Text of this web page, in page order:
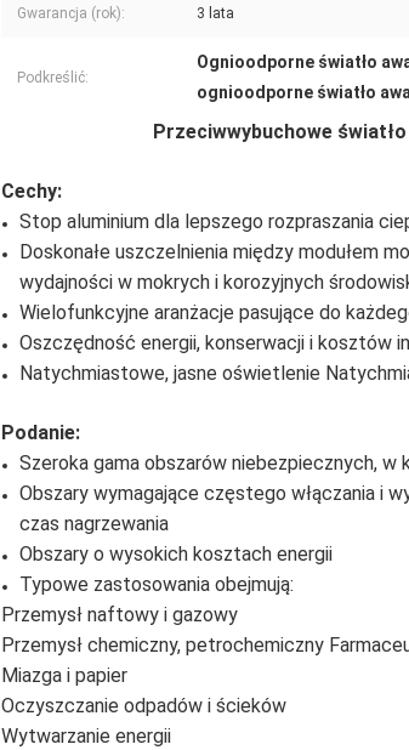
Gwarancja (rok): 3 lata
Podkreślić:
Ognioodporne światło
ognioodporne światło
Przeciwwybuchowe
Cechy:
Stop aluminium dla lepszego rozpraszania
Doskonałe uszczelnienia między modułem
wydajności w mokrych i korozyjnych
Wielofunkcyjne aranżacje pasujące do
Oszczędność energii, konserwacji i kosztów
Natychmiastowe, jasne oświetlenie
Podanie:
Szeroka gama obszarów niebezpiecznych,
Obszary wymagające częstego włączania i
czas nagrzewania
Obszary o wysokich kosztach energii
Typowe zastosowania obejmują:
Przemysł naftowy i gazowy
Przemysł chemiczny, petrochemiczny
Miazga i papier
Oczyszczanie odpadów i ścieków
Wytwarzanie energii